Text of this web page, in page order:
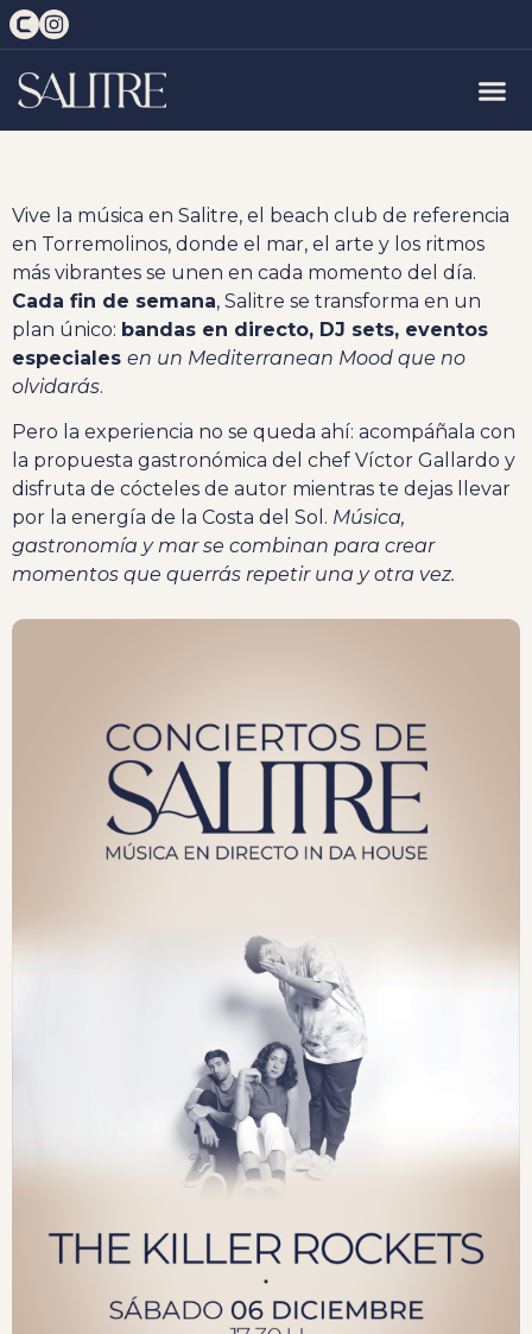
Vive la música en Salitre, el beach club de referencia
en Torremolinos, donde el mar, el arte y los ritmos
más vibrantes se unen en cada momento del día.
Cada fin de semana, Salitre se transforma en un
plan único: bandas en directo, DJ sets, eventos
especiales en un Mediterranean Mood que no
olvidarás.
Pero la experiencia no se queda ahí: acompáñala con
la propuesta gastronómica del chef Víctor Gallardo y
disfruta de cócteles de autor mientras te dejas llevar
por la energía de la Costa del Sol. Música,
gastronomía y mar se combinan para crear
momentos que querrás repetir una y otra vez.